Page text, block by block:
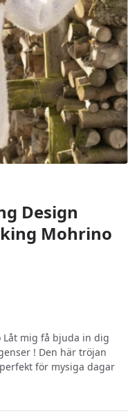
Design
Mohrino
Låt mig få bjuda in dig
! Den här tröjan
för mysiga dagar